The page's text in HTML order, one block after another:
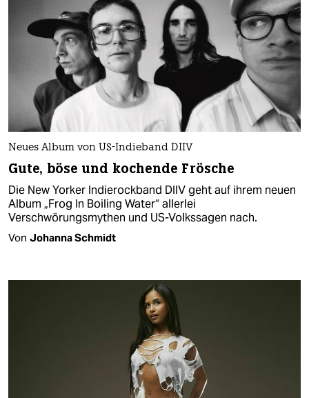
Neues Album von US-Indieband DIIV
Gute, böse und kochende Frösche
Die New Yorker Indierockband DIIV geht auf ihrem neuen
Album „Frog In Boiling Water“ allerlei
Verschwörungsmythen und US-Volkssagen nach.
Von Johanna Schmidt